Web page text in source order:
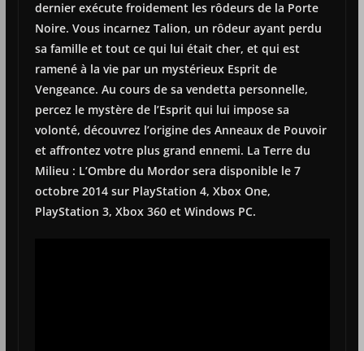
dernier exécute froidement les rôdeurs de la Porte
Noire. Vous incarnez Talion, un rôdeur ayant perdu
sa famille et tout ce qui lui était cher, et qui est
ramené à la vie par un mystérieux Esprit de
Vengeance. Au cours de sa vendetta personnelle,
percez le mystère de l’Esprit qui lui impose sa
volonté, découvrez l’origine des Anneaux de Pouvoir
et affrontez votre plus grand ennemi. La Terre du
Milieu : L’Ombre du Mordor sera disponible le 7
octobre 2014 sur PlayStation 4, Xbox One,
PlayStation 3, Xbox 360 et Windows PC.